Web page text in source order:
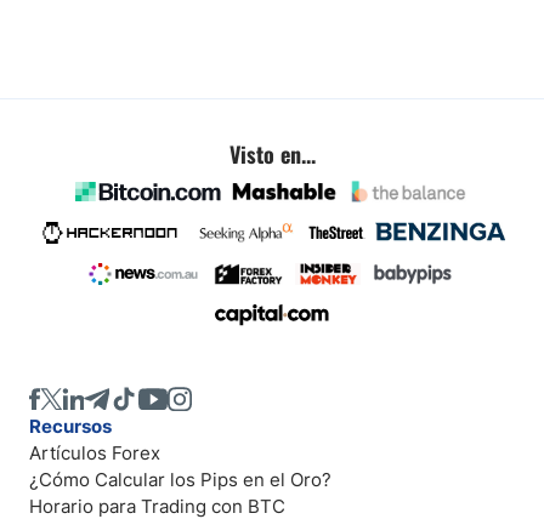
Visto en...
Recursos
Artículos Forex
¿Cómo Calcular los Pips en el Oro?
Horario para Trading con BTC